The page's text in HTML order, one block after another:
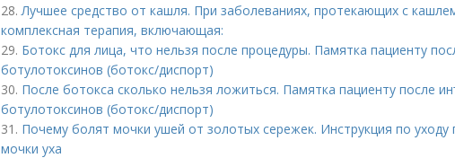
28.Лучшее средство от кашля. При заболеваниях, протекающих с
комплексная терапия, включающая:
29. Ботокс для лица, что нельзя после процедуры. Памятка пациенту
ботулотоксинов (ботокс/диспорт)
30. После ботокса сколько нельзя ложиться. Памятка пациенту после
ботулотоксинов (ботокс/диспорт)
31. Почему болят мочки ушей от золотых сережек. Инструкция по уходу
мочки уха